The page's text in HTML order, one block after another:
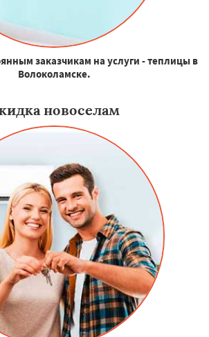
заказчикам на услуги - теплицы в
Волоколамске.
новоселам